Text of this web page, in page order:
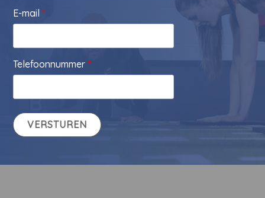
E-mail*
Telefoonnummer*
VERSTUREN